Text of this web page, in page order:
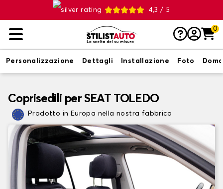
4,3 / 5
0
Personalizzazione Dettagli Installazione Foto
Coprisedili per SEAT TOLEDO
Prodotto in Europa nella nostra fabbrica